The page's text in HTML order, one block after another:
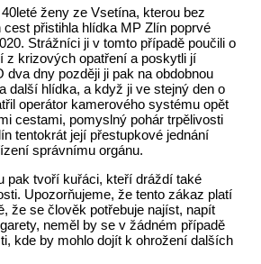
ženy ze Vsetína, kterou bez
přistihla hlídka MP Zlín poprvé
Strážníci ji v tomto případě poučili o
z krizových opatření a poskytli jí
dva dny později ji pak na obdobnou
další hlídka, a když ji ve stejný den o
operátor kamerového systému opět
cestami, pomyslný pohár trpělivosti
tentokrát její přestupkové jednání
správnímu orgánu.
pak tvoří kuřáci, kteří dráždí také
Upozorňujeme, že tento zákaz platí
že se člověk potřebuje najíst, napít
neměl by se v žádném případě
kde by mohlo dojít k ohrožení dalších